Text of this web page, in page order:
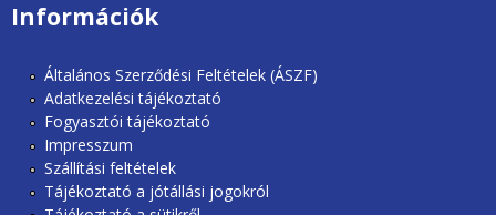
Információk
Általános Szerződési Feltételek (ÁSZF)
Adatkezelési tájékoztató
Fogyasztói tájékoztató
Impresszum
Szállítási feltételek
Tájékoztató a jótállási jogokról